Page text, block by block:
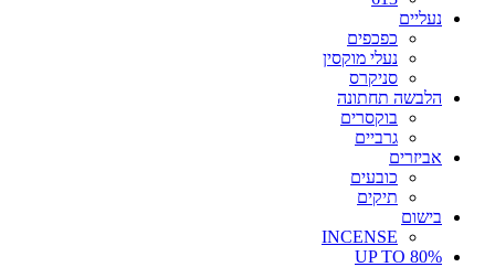
נעליים
כפכפים
נעלי מוקסין
סניקרס
הלבשה תחתונה
בוקסרים
גרביים
אביזרים
כובעים
תיקים
בישום
INCENSE
UP TO 80%